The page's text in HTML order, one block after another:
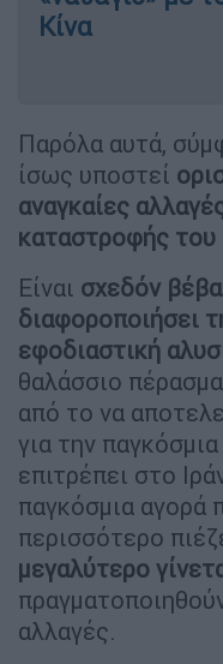
Κίνα
Παρόλα αυτά,
ίσως υποστεί
αναγκαίες
καταστροφής
Είναι σχεδόν
διαφοροποιήσει
εφοδιαστική
θαλάσσιο
από το να
για την
επιτρέπει στο
παγκόσμια αγορά
περισσότερο
μεγαλύτερο
αλλαγές.